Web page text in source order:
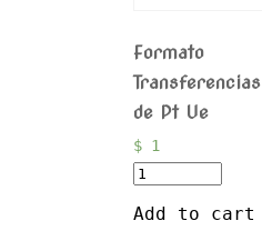
Formato
Transferencias
de Pt Ue
$ 1
Add to cart